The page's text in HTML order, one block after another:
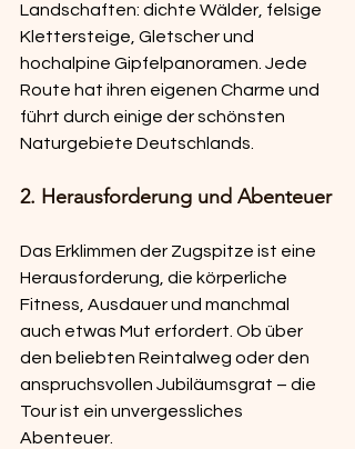
Landschaften: dichte Wälder, felsige
Klettersteige, Gletscher und
hochalpine Gipfelpanoramen. Jede
Route hat ihren eigenen Charme und
führt durch einige der schönsten
Naturgebiete Deutschlands.
2. Herausforderung und Abenteuer
Das Erklimmen der Zugspitze ist eine
Herausforderung, die körperliche
Fitness, Ausdauer und manchmal
auch etwas Mut erfordert. Ob über
den beliebten Reintalweg oder den
anspruchsvollen Jubiläumsgrat – die
Tour ist ein unvergessliches
Abenteuer.